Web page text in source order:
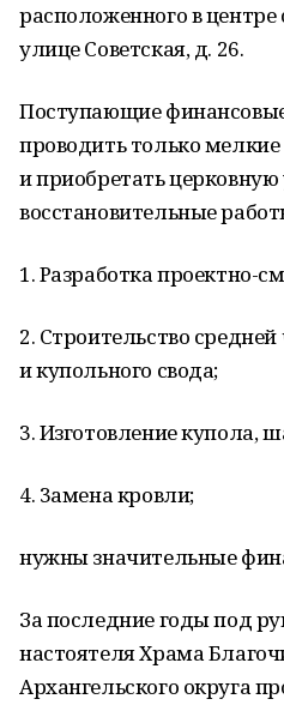
расположенного в центре
улице Советская, д. 26.
Поступающие
проводить только
и приобретать церковную
восстановительные
1. Разработка проектно-
2. Строительство
и купольного свода;
3. Изготовление купола,
4. 3амена кровли;
нужны значительные
За последние годы под
настоятеля Храма
Архангельского округа